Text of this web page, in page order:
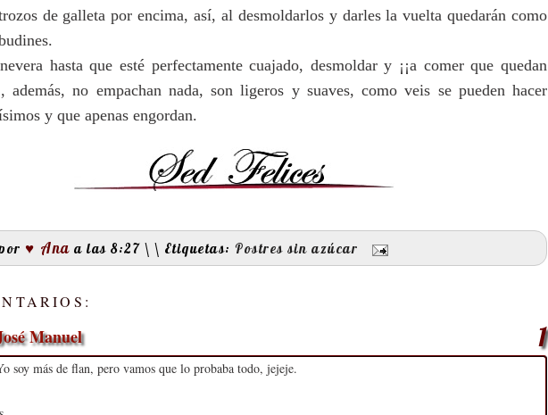
de galleta por encima, así, al desmoldarlos y darles la vuelta quedarán como
hasta que esté perfectamente cuajado, desmoldar y ¡¡a comer que quedan
además, no empachan nada, son ligeros y suaves, como veis se pueden hacer
y que apenas engordan.
♥ Ana a las 8:27 \ \ Etiquetas: Postres sin azúcar
Manuel
soy más de flan, pero vamos que lo probaba todo, jejeje.